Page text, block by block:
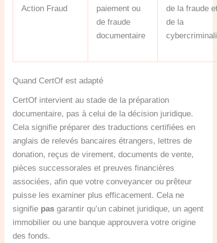
Action Fraud
paiement ou
de fraude
documentaire
de la fraude
de la
Quand CertOf est adapté
CertOf intervient au stade de la préparation
documentaire, pas à celui de la décision juridique.
Cela signifie préparer des traductions certifiées en
anglais de relevés bancaires étrangers, lettres de
donation, reçus de virement, documents de vente,
pièces successorales et preuves financières
associées, afin que votre conveyancer ou prêteur
puisse les examiner plus efficacement. Cela ne
signifie pas garantir qu’un cabinet juridique, un agent
immobilier ou une banque approuvera votre origine
des fonds.